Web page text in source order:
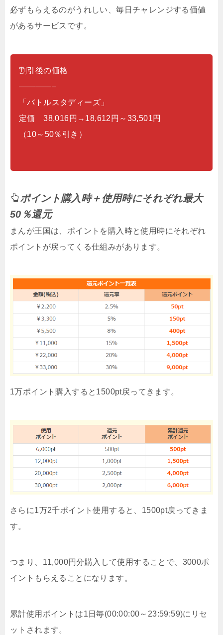
必ずもらえるのがうれしい、毎日チャレンジする価値
があるサービスです。
割引後の価格
————–
「バトルスタディーズ」
定価 38,016円→18,612円～33,501円
（10～50％引き）
ポイント購入時＋使用時にそれぞれ最大
50％還元
まんが王国は、ポイントを購入時と使用時にそれぞれ
ポイントが戻ってくる仕組みがあります。
1万ポイント購入すると1500pt戻ってきます。
さらに1万2千ポイント使用すると、1500pt戻ってきま
す。
つまり、11,000円分購入して使用することで、3000ポ
イントもらえることになります。
累計使用ポイントは1日毎(00:00:00～23:59:59)にリセ
ットされます。